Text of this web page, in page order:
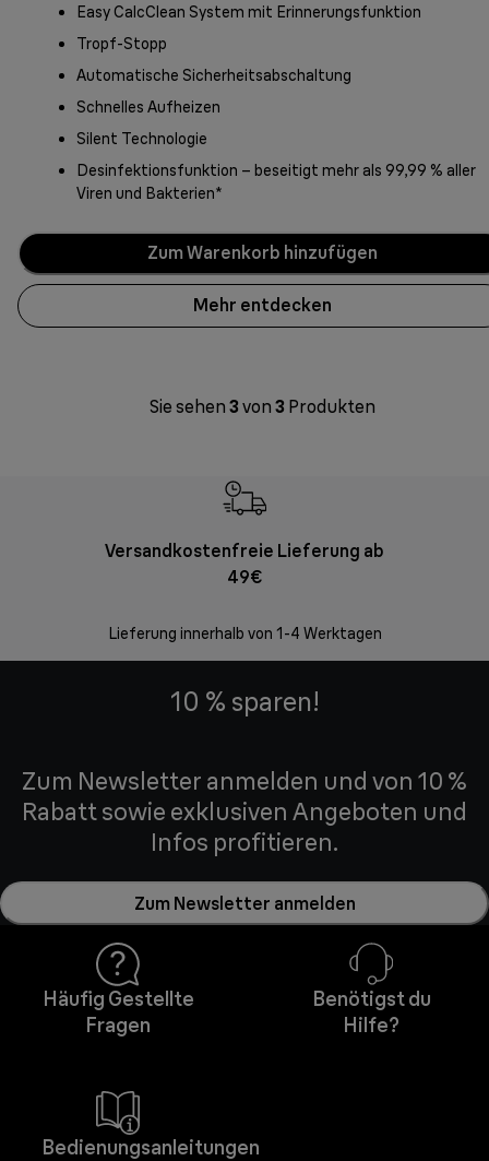
Easy CalcClean System mit Erinnerungsfunktion
Tropf-Stopp
Automatische Sicherheitsabschaltung
Schnelles Aufheizen
Silent Technologie
Desinfektionsfunktion – beseitigt mehr als 99,99 % aller
Viren und Bakterien*
Zum Warenkorb hinzufügen
Mehr entdecken
Sie sehen 3 von 3 Produkten
Versandkostenfreie Lieferung ab
49€
Lieferung innerhalb von 1-4 Werktagen
10 % sparen!
Zum Newsletter anmelden und von 10 %
Rabatt sowie exklusiven Angeboten und
Infos profitieren.
Zum Newsletter anmelden
Häufig Gestellte
Fragen
Benötigst du
Hilfe?
Bedienungsanleitungen